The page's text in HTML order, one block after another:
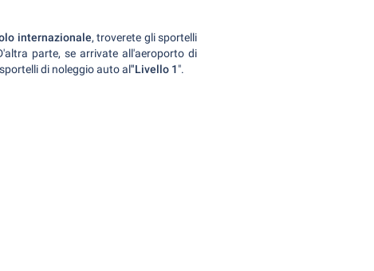
internazionale, troverete gli sportelli
parte, se arrivate all'aeroporto di
di noleggio auto al"Livello 1".